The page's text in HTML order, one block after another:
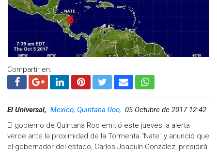
atienda las medidas que la Secretaría de Marina-Armada de
México, Protección Civil y autoridades estatales y locales les
indiquen, así como mantenerse atentos e informados ante la
evolución de este Sistema Tropical.
Para atención de emergencias o cualquier solicitud de
apoyo, la Quinta Región Naval puso a su disposición el
teléfono 01 (998) 8 77 01 94 y el correo electrónico
rn5@semar.gob.mx.
Compartir en:
El Universal, Mexico, Quintana Roo, 05 Octubre de 2017 12:42
El gobierno de Quintana Roo emitió este jueves la alerta
verde ante la proximidad de la Tormenta "Nate" y anunció que
el gobernador del estado, Carlos Joaquín González, presidirá